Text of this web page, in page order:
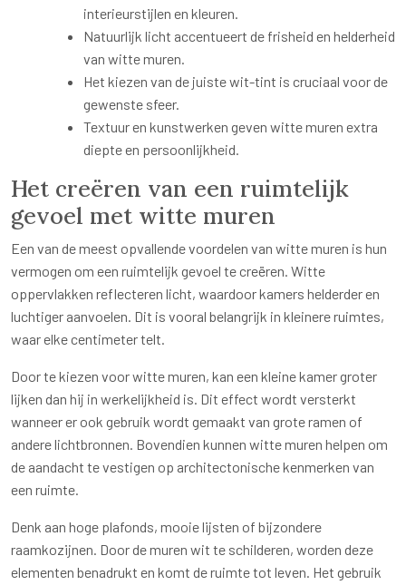
interieurstijlen en kleuren.
Natuurlijk licht accentueert de frisheid en helderheid
van witte muren.
Het kiezen van de juiste wit-tint is cruciaal voor de
gewenste sfeer.
Textuur en kunstwerken geven witte muren extra
diepte en persoonlijkheid.
Het creëren van een ruimtelijk
gevoel met witte muren
Een van de meest opvallende voordelen van witte muren is hun
vermogen om een ruimtelijk gevoel te creëren. Witte
oppervlakken reflecteren licht, waardoor kamers helderder en
luchtiger aanvoelen. Dit is vooral belangrijk in kleinere ruimtes,
waar elke centimeter telt.
Door te kiezen voor witte muren, kan een kleine kamer groter
lijken dan hij in werkelijkheid is. Dit effect wordt versterkt
wanneer er ook gebruik wordt gemaakt van grote ramen of
andere lichtbronnen. Bovendien kunnen witte muren helpen om
de aandacht te vestigen op architectonische kenmerken van
een ruimte.
Denk aan hoge plafonds, mooie lijsten of bijzondere
raamkozijnen. Door de muren wit te schilderen, worden deze
elementen benadrukt en komt de ruimte tot leven. Het gebruik